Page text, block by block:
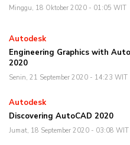
Minggu, 18 Oktober 2020 - 01:05 WIT
Autodesk
Engineering Graphics with
2020
Senin, 21 September 2020 - 14:23 WIT
Autodesk
Discovering AutoCAD 2020
Jumat, 18 September 2020 - 03:08 WIT